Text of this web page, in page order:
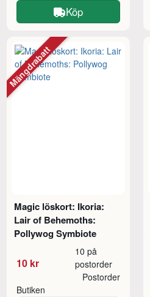
Köp
Magic löskort: Ikoria:
Lair of Behemoths:
Pollywog Symbiote
10 kr
10 på
postorder
Butiken
Postorder
Mängdrabatt